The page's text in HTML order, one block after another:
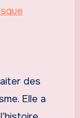
des
Elle a